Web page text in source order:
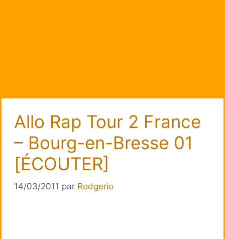
Allo Rap Tour 2 France
– Bourg-en-Bresse 01
[ÉCOUTER]
14/03/2011 par Rodgerio